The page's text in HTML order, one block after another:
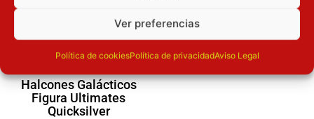
Ver preferencias
Política de cookiesPolítica de privacidadAviso Legal
Halcones Galácticos
Figura Ultimates
Quicksilver